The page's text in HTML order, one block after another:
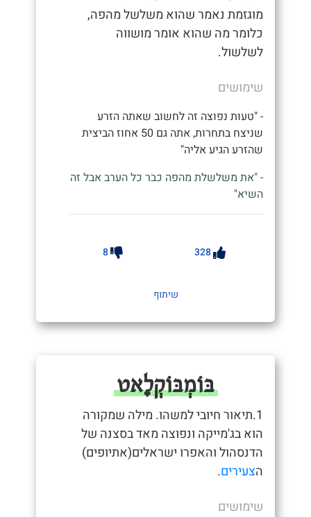
מוגזמת נאמר שהוא משלשל מהפה,
כלומר מה שהוא אומר מושווה
לשלשול.
שימושים
- "טעות נפוצה זה לחשוב שאתה הזרע
שניצח בתחרות, אתה גם 50 אחוז הביצית
שהזרע הגיע אליה"
- "את משלשלת מהפה כבר כל הערב אבל זה
השיא"
328
8
שיתוף
בּוֹמְבּוֹקְלָאט
1.תיאור חיובי למשהו. מילה שמקורה
הוא בג'מייקה ונפוצה מאד בסצנה של
הדנסהול והאפרו ישראלים(אתיופים)
הצעירים.
שימושים